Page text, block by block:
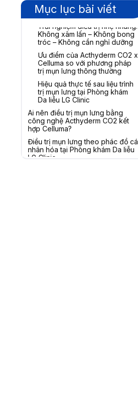
Mục lục bài viết
sạch sâu – Kháng viêm – Phục
hồi nền da
Trải nghiệm điều trị nhẹ nhàng:
Không xâm lấn – Không bong
tróc – Không cần nghỉ dưỡng
Ưu điểm của Acthyderm CO2 x
Celluma so với phương pháp
trị mụn lưng thông thường
Hiệu quả thực tế sau liệu trình
trị mụn lưng tại Phòng khám
Da liễu LG Clinic
Ai nên điều trị mụn lưng bằng
công nghệ Acthyderm CO2 kết
hợp Celluma?
Điều trị mụn lưng theo phác đồ cá
nhân hóa tại Phòng khám Da liễu
LG Clinic